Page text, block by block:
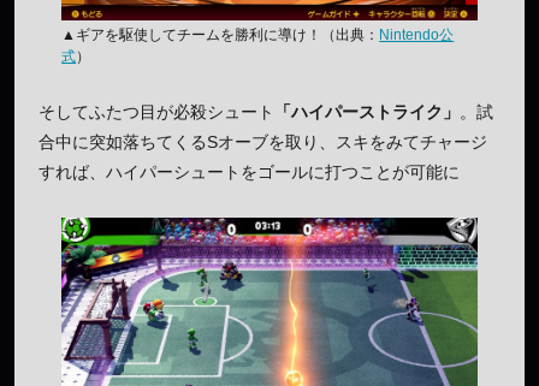
▲ギアを駆使してチームを勝利に導け！（出典： Nintendo公
式）
そしてふたつ目が必殺シュート 「ハイパーストライク」 。試
合中に突如落ちてくるSオーブを取り、スキをみてチャージ
すれば、ハイパーシュートをゴールに打つことが可能に